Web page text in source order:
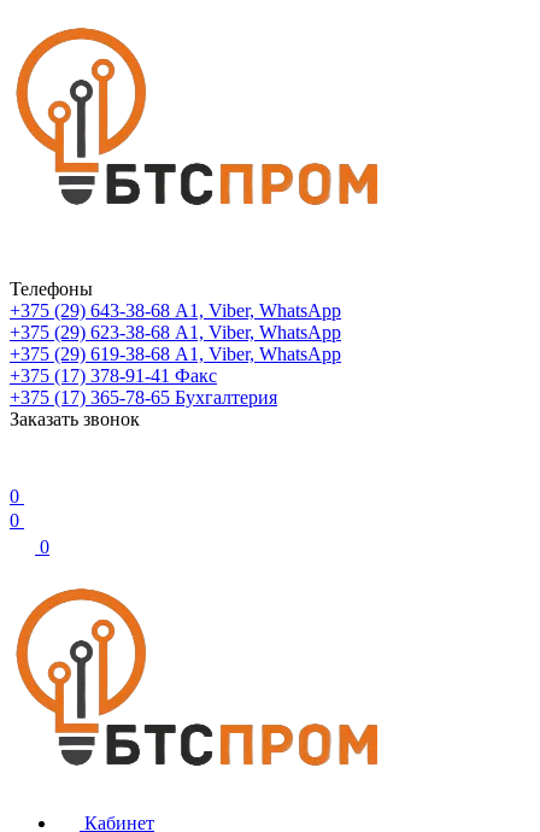
Телефоны
+375 (29) 643-38-68 А1, Viber, WhatsApp
+375 (29) 623-38-68 А1, Viber, WhatsApp
+375 (29) 619-38-68 А1, Viber, WhatsApp
+375 (17) 378-91-41 Факс
+375 (17) 365-78-65 Бухгалтерия
Заказать звонок
0
0
0
Кабинет